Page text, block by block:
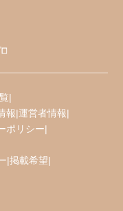
|
報|運営者情報|
ポリシー|
|掲載希望|